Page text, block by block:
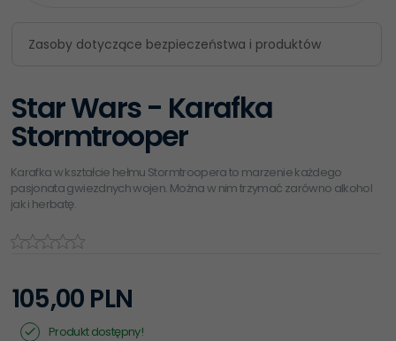
Star Wars - Karafka
Stormtrooper
Karafka w kształcie hełmu Stormtroopera to marzenie każdego
pasjonata gwiezdnych wojen. Można w nim trzymać zarówno alkohol
jak i herbatę.
105,00 PLN
Produkt dostępny!
Zasoby dotyczące bezpieczeństwa i produktów